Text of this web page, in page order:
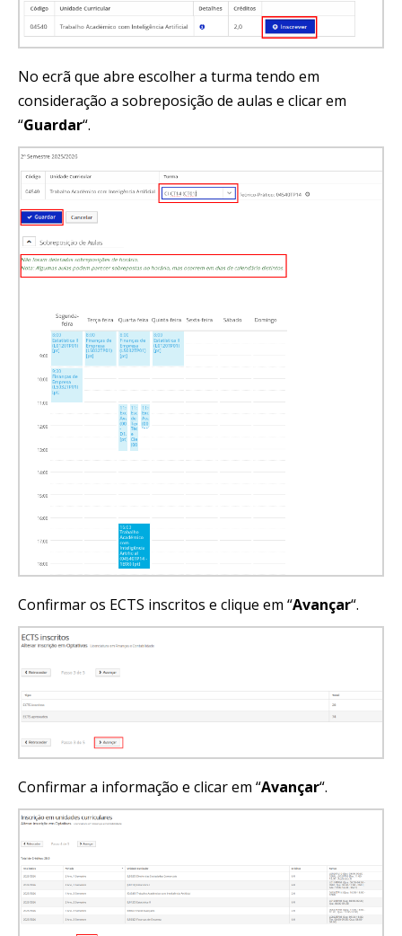
No ecrã que abre escolher a turma tendo em
consideração a sobreposição de aulas e clicar em
“Guardar“.
Confirmar os ECTS inscritos e clique em “Avançar“.
Confirmar a informação e clicar em “Avançar“.